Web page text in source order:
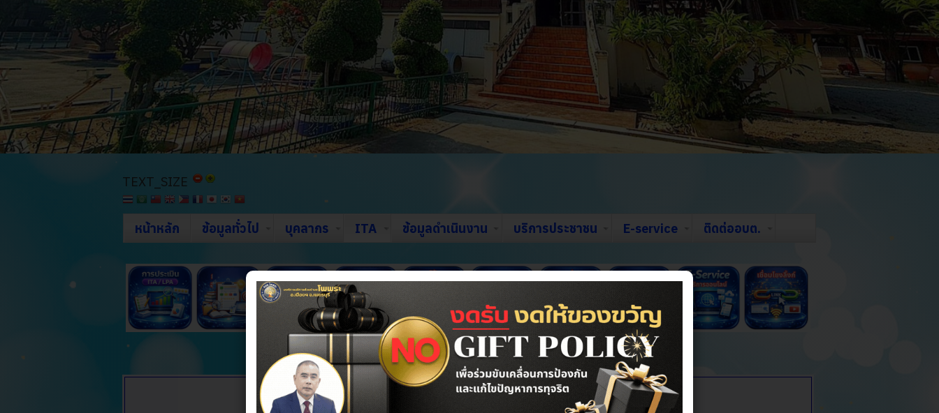
TEXT_SIZE
หน้าหลัก ข้อมูลทั่วไป บุคลากร ITA ข้อมูลดำเนินงาน บริการประชาชน E-service ติดต่ออบต.
ผลการเปิดโอกาสให้มีส่วนร่วมในการดำเนินงาน